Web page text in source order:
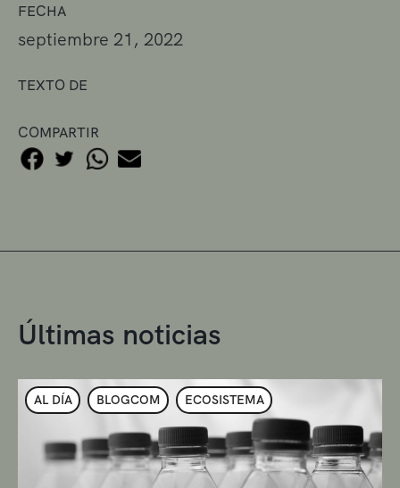
FECHA
septiembre 21, 2022
TEXTO DE
COMPARTIR
Últimas noticias
AL DÍA BLOGCOM ECOSISTEMA